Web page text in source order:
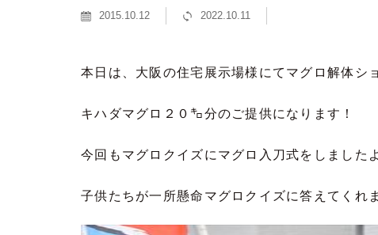
2015.10.12 2022.10.11
本日は、大阪の住宅展示場様にてマグロ解体シ
キハダマグロ２０㌔分のご提供になります！
今回もマグロクイズにマグロ入刀式をしました
子供たちが一所懸命マグロクイズに答えてくれ